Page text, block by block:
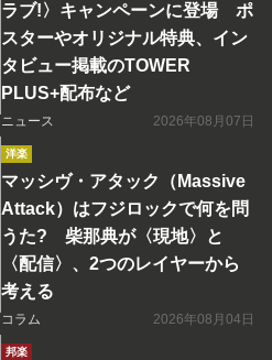
ラブ!〉キャンペーンに登場 ポ
スターやオリジナル特典、イン
タビュー掲載のTOWER
PLUS+配布など
ニュース 2026年08月07日
洋楽
マッシヴ・アタック（Massive
Attack）はフジロックで何を問
うた? 柴那典が〈現地〉と
〈配信〉、2つのレイヤーから
考える
コラム 2026年08月04日
邦楽